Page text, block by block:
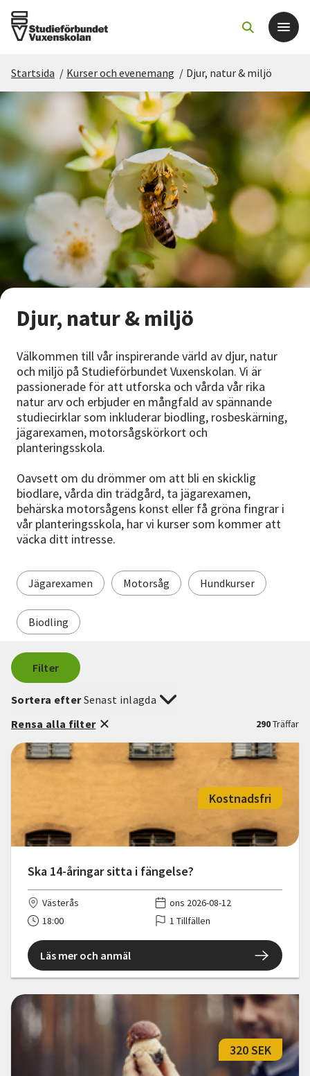
Det här gör vi
För dig som
Sök kurser och evenemang
Om SV
Starta studiecirkel
Cirkelledare
Nyheter
Avdelningar
Lyssna
Startsida / Kurser och evenemang / Djur, natur & miljö
Djur, natur & miljö
Välkommen till vår inspirerande värld av djur, natur
och miljö på Studieförbundet Vuxenskolan. Vi är
passionerade för att utforska och vårda vår rika
natur arv och erbjuder en mångfald av spännande
studiecirklar som inkluderar biodling, rosbeskärning,
jägarexamen, motorsågskörkort och
planteringsskola.
Oavsett om du drömmer om att bli en skicklig
biodlare, vårda din trädgård, ta jägarexamen,
behärska motorsågens konst eller få gröna fingrar i
vår planteringsskola, har vi kurser som kommer att
väcka ditt intresse.
Jägarexamen Motorsåg Hundkurser
Biodling
Filter
290Träffar
Sortera efterSenast inlagda
Rensa alla filter
Ska 14-åringar sitta i fängelse?
Kostnadsfri
Västerås
ons 2026-08-12
18:00
1 Tillfällen
Läs mer och anmäl
320 SEK